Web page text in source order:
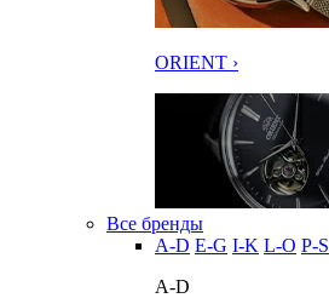
ORIENT ›
Все бренды
A-D E-G I-K L-O P-S
A-D